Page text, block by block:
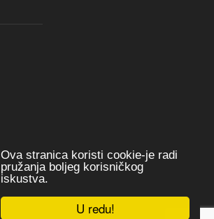
U redu!
Ova stranica koristi cookie-je radi
pružanja boljeg korisničkog
iskustva.